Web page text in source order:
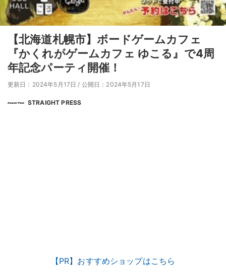
【北海道札幌市】ボードゲームカフェ
『かくれがゲームカフェ ゆこる』で4周
年記念パーティ開催！
更新日：2024年5月17日 / 公開日：2024年5月17日
STRAIGHT PRESS
【PR】おすすめショップはこちら